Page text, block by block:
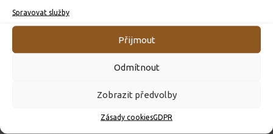
Spravovat služby
Přijmout
Odmítnout
Zobrazit předvolby
Zásady cookiesGDPR